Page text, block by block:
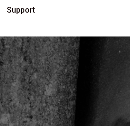
maintenant